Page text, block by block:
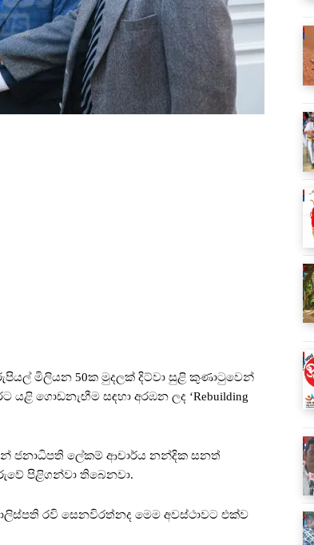
මිලියන 50ක මුදලක් දිට්වා සුළි කුණාටුවෙන්
ගොඩනැඟීම සඳහා අරඹන ලද ‘Rebuilding
ජනාධිපති ලේකම් ආචාර්ය නන්දික සනත්
පිළිගන්වා තිබෙනවා.
රවි සෙනවිරත්නද මෙම අවස්ථාවට එක්ව